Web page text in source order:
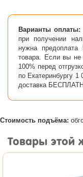
Варианты оплаты:
при получении
нужна
товара. Если вы не
100% перед
по Екатеринбургу 1
доставка
Стоимость подъёма:
Товары этой